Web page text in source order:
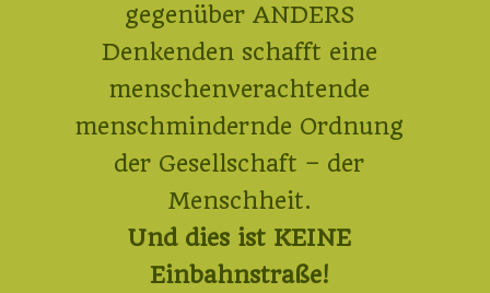
gegenüber ANDERS
Denkenden schafft eine
menschenverachtende
menschmindernde Ordnung
der Gesellschaft – der
Menschheit.
Und dies ist KEINE
Einbahnstraße!